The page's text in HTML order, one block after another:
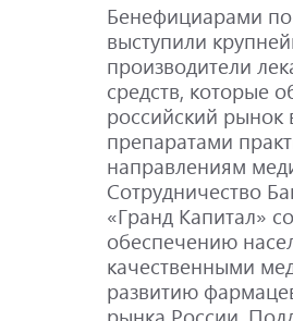
Бенефициарами
выступили
производители
средств, которые
российский
препаратами
направлениям
Сотрудничество
«Гранд Капитал»
обеспечению
качественными
развитию